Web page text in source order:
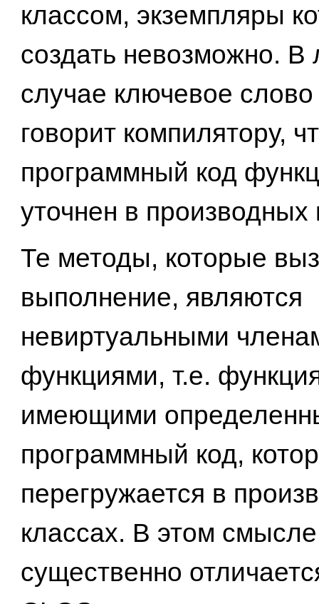
классом, экземпляры
создать невозможно.
случае ключевое
говорит компилятору,
программный код
уточнен в производных
Те методы, которые
выполнение, являются
невиртуальными
функциями, т.е.
имеющими
программный код,
перегружается в
классах. В этом
существенно